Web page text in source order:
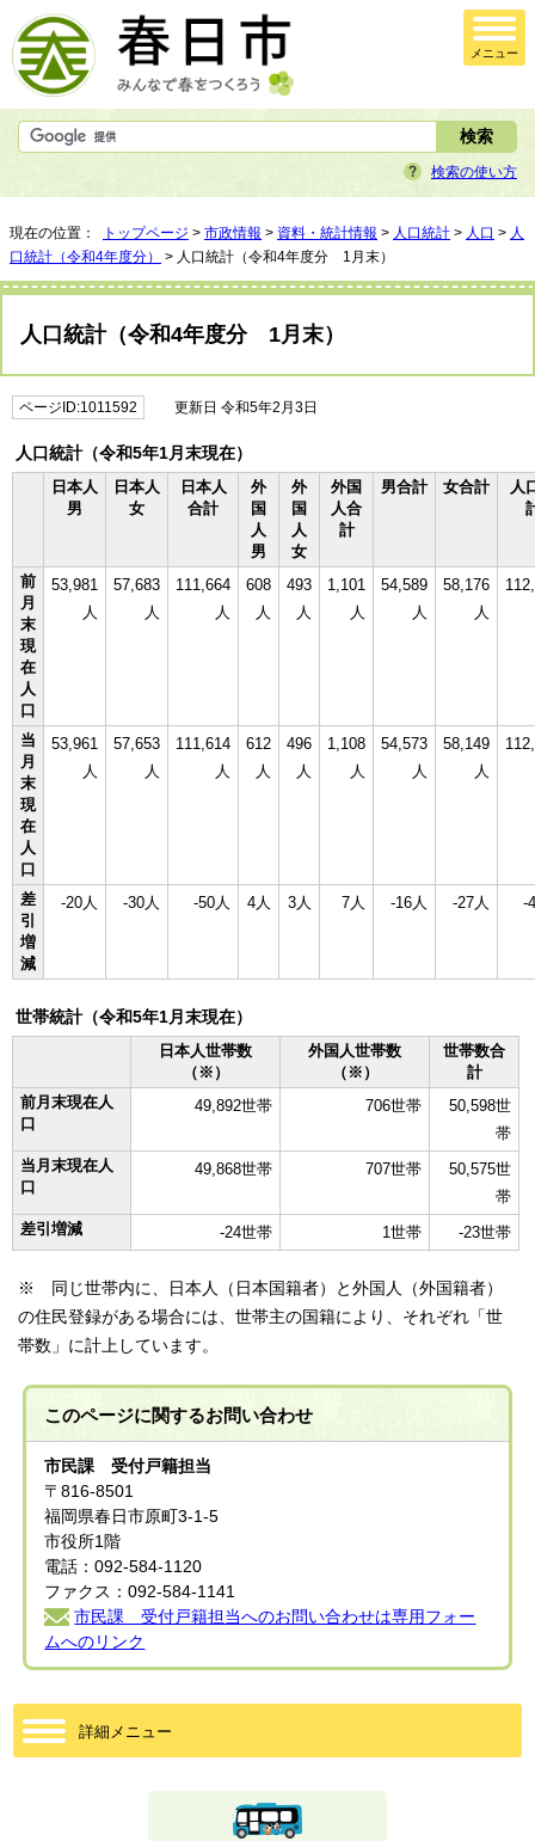
メニュー
検索の使い方
現在の位置： トップページ > 市政情報 > 資料・統計情報 > 人口統計 > 人口 > 人
口統計（令和4年度分）
> 人口統計（令和4年度分 1月末）
人口統計（令和4年度分 1月末）
ページID:1011592 更新日 令和5年2月3日
人口統計（令和5年1月末現在）
日本人
男
日本人
女
日本人
合計
外
国
人
男
外
国
人
女
外国
人合
計
男合計 女合計
人
前
月
末
現
在
人
口
53,981
人
57,683
人
111,664
人
608
人
493
人
1,101
人
54,589
人
58,176
人
当
月
末
現
在
人
口
53,961
人
57,653
人
111,614
人
612
人
496
人
1,108
人
54,573
人
58,149
人
差
引
増
減
-20人 -30人 -50人 4人 3人 7人 -16人 -27人 -
世帯統計（令和5年1月末現在）
日本人世帯数
（※）
外国人世帯数
（※）
世帯数合
計
前月末現在人
口
49,892世帯 706世帯
50,598世
帯
当月末現在人
口
49,868世帯 707世帯
50,575世
帯
差引増減
-24世帯 1世帯 -23世帯
※ 同じ世帯内に、日本人（日本国籍者）と外国人（外国籍者）
の住民登録がある場合には、世帯主の国籍により、それぞれ「世
帯数」に計上しています。
このページに関するお問い合わせ
市民課 受付戸籍担当
〒816-8501
福岡県春日市原町3-1-5
市役所1階
電話：092-584-1120
ファクス：092-584-1141
市民課 受付戸籍担当へのお問い合わせは専用フォー
ムへのリンク
詳細メニュー